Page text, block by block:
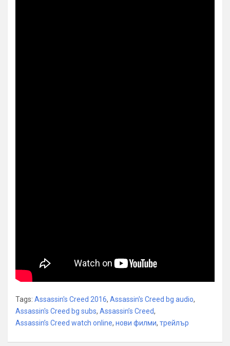
Tags: Assassin's Creed 2016, Assassin's Creed bg audio,
Assassin's Creed bg subs, Assassin’s Creed,
Assassin’s Creed watch online, нови филми, трейлър